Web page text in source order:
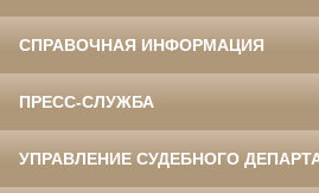
СПРАВОЧНАЯ ИНФОРМАЦИЯ
ПРЕСС-СЛУЖБА
УПРАВЛЕНИЕ СУДЕБНОГО